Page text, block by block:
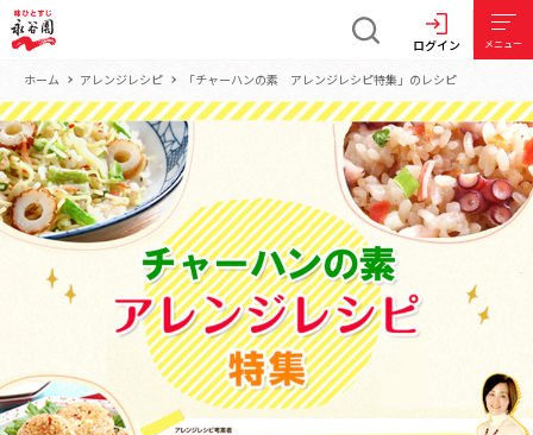
ログイン メニュー
ホーム アレンジレシピ 「チャーハンの素 アレンジレシピ特集」のレシピ